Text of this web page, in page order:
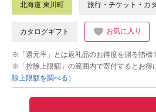
北海道 東川町 旅行・チケット・カ
カタログギフト お気に入り
※「還元率」とは返礼品のお得度を測る指標
※「控除上限額」の範囲内で寄付するとお得
除上限額を調べる）